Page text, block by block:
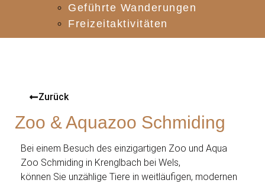
Geführte Wanderungen
Freizeitaktivitäten
Zurück
Zoo & Aquazoo Schmiding
Bei einem Besuch des einzigartigen Zoo und Aqua
Zoo Schmiding in Krenglbach bei Wels,
können Sie unzählige Tiere in weitläufigen, modernen